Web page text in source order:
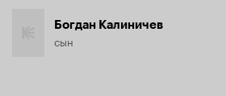
Богдан Калиничев
сын